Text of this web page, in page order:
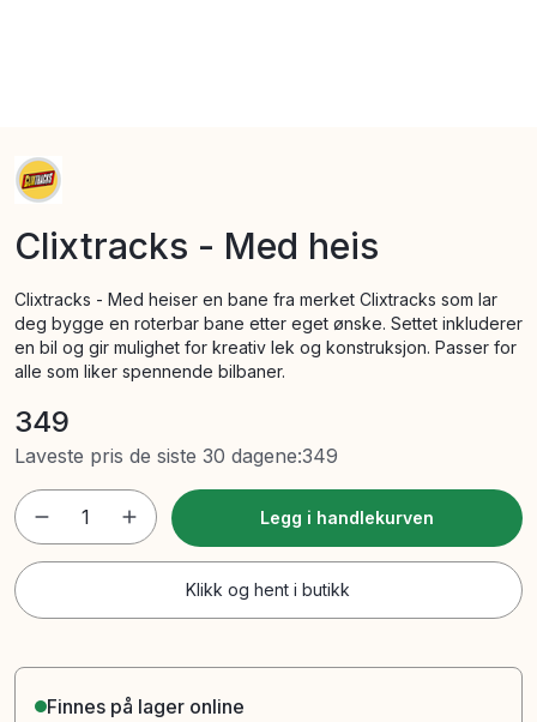
Clixtracks - Med heis
Clixtracks - Med heiser en bane fra merket Clixtracks som lar
deg bygge en roterbar bane etter eget ønske. Settet inkluderer
en bil og gir mulighet for kreativ lek og konstruksjon. Passer for
alle som liker spennende bilbaner.
349
Laveste pris de siste 30 dagene:349
1 Legg i handlekurven
Klikk og hent i butikk
Finnes på lager online